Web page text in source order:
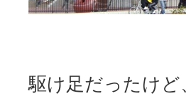
駆け足だったけ